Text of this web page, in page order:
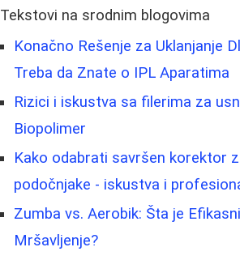
Tekstovi na srodnim blogovima
Konačno Rešenje za Uklanjanje
Treba da Znate o IPL Aparatima
Rizici i iskustva sa filerima za
Biopolimer
Kako odabrati savršen korektor
podočnjake - iskustva i
Zumba vs. Aerobik: Šta je
Mršavljenje?